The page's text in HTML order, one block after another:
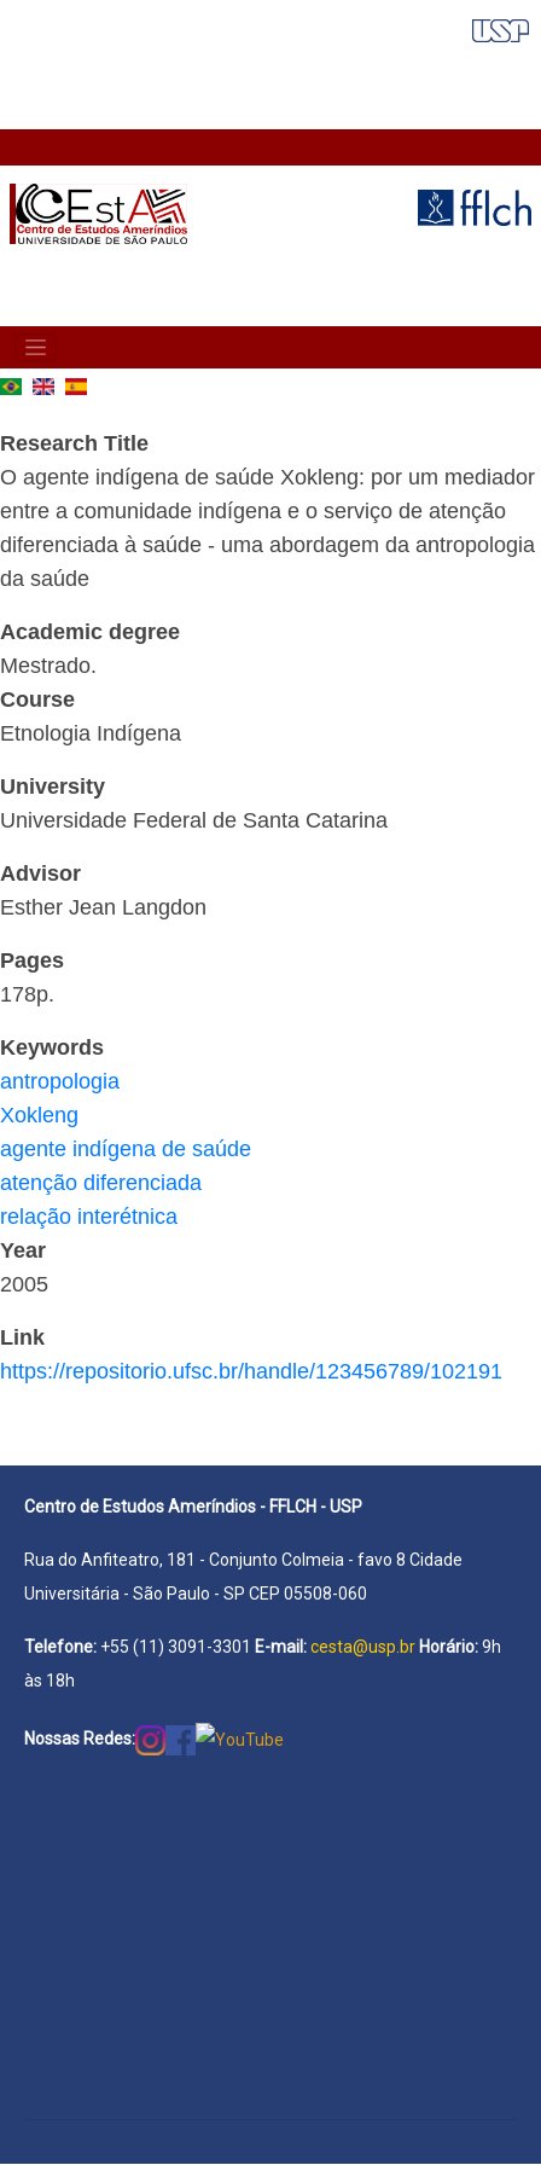
MAIN
NAVIGATION
Research Title
O agente indígena de saúde Xokleng: por um mediador
entre a comunidade indígena e o serviço de atenção
diferenciada à saúde - uma abordagem da antropologia
da saúde
Academic degree
Mestrado.
Course
Etnologia Indígena
University
Universidade Federal de Santa Catarina
Advisor
Esther Jean Langdon
Pages
178p.
Keywords
antropologia
Xokleng
agente indígena de saúde
atenção diferenciada
relação interétnica
Year
2005
Link
https://repositorio.ufsc.br/handle/123456789/102191
Centro de Estudos Ameríndios - FFLCH - USP
Rua do Anfiteatro, 181 - Conjunto Colmeia - favo 8 Cidade
Universitária - São Paulo - SP CEP 05508-060
Telefone: +55 (11) 3091-3301 E-mail:cesta@usp.br Horário:9h
às 18h
Nossas Redes: